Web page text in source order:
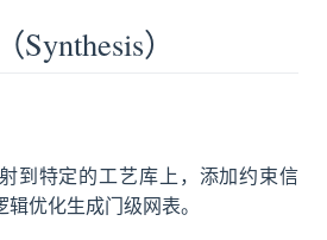
Synthesis）
到特定的工艺库上，添加约束信
优化生成门级网表。